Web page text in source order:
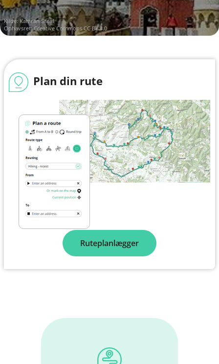
Kilde:Kamran Saraf
Ophavsret:Creative Commons CC BY 4.0
Plan din rute
Ruteplanlægger